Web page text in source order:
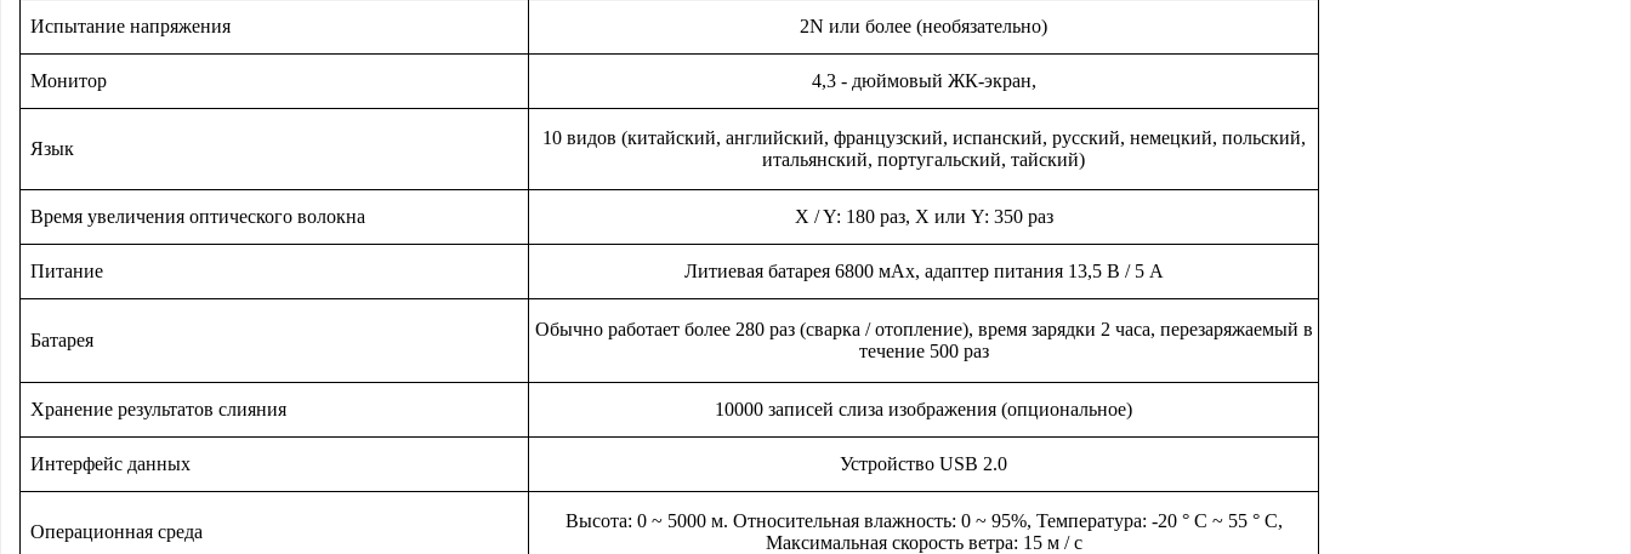
Испытание напряжения 2N или более (необязательно)
Монитор 4,3 - дюймовый ЖК-экран,
Язык
10 видов (китайский, английский, французский, испанский, русский, немецкий, польский,
итальянский, португальский, тайский)
Время увеличения оптического волокна X / Y: 180 раз, X или Y: 350 раз
Питание Литиевая батарея 6800 мАх, адаптер питания 13,5 В / 5 А
Батарея
Обычно работает более 280 раз (сварка / отопление), время зарядки 2 часа, перезаряжаемый в
течение 500 раз
Хранение результатов слияния 10000 записей слиза изображения (опциональное)
Интерфейс данных Устройство USB 2.0
Операционная среда
Высота: 0 ~ 5000 м. Относительная влажность: 0 ~ 95%, Температура: -20 ° C ~ 55 ° C,
Максимальная скорость ветра: 15 м / с